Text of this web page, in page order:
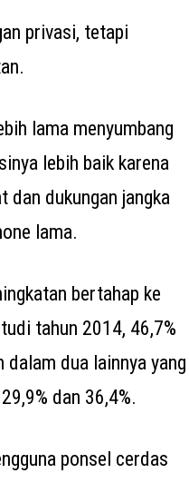
privasi, tetapi
lama menyumbang
lebih baik karena
dan dukungan jangka
lama.
bertahap ke
tahun 2014, 46,7%
dua lainnya yang
dan 36,4%.
ponsel cerdas